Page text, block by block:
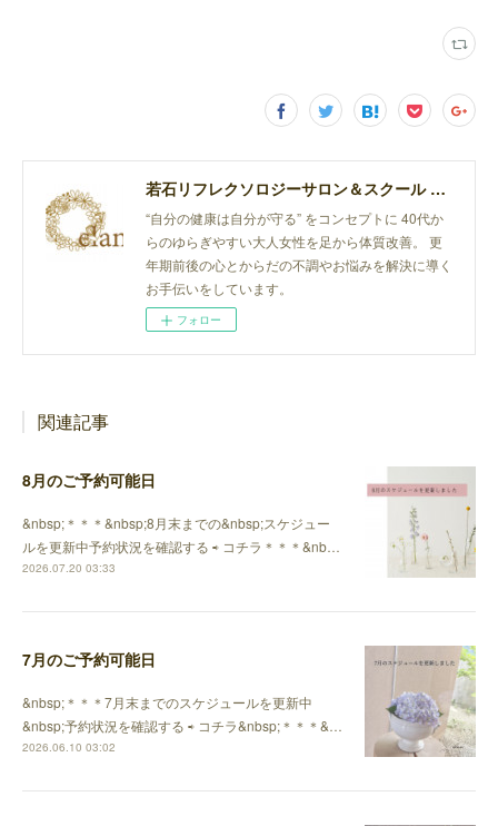
若石リフレクソロジーサロン＆スクール elan
“自分の健康は自分が守る” をコンセプトに 40代か
らのゆらぎやすい大人女性を足から体質改善。 更
年期前後の心とからだの不調やお悩みを解決に導く
お手伝いをしています。
フォロー
関連記事
8月のご予約可能日
&nbsp;＊＊＊&nbsp;8月末までの&nbsp;スケジュー
ルを更新中予約状況を確認する ⇨ コチラ＊＊＊&nb…
2026.07.20 03:33
7月のご予約可能日
&nbsp;＊＊＊7月末までのスケジュールを更新中
&nbsp;予約状況を確認する ⇨ コチラ&nbsp;＊＊＊&…
2026.06.10 03:02